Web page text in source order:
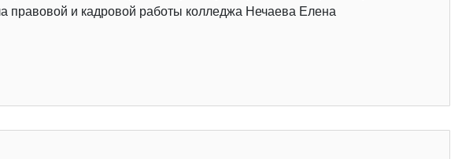
правовой и кадровой работы колледжа Нечаева Елена